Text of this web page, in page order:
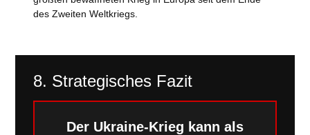
des Zweiten Weltkriegs.
8. Strategisches Fazit
Der Ukraine-Krieg kann als